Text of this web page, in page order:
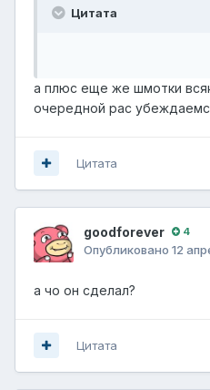
Цитата
а плюс еще же шмотки
очередной рас
Цитата
goodforever 4
Опубликовано 12
а чо он сделал?
Цитата